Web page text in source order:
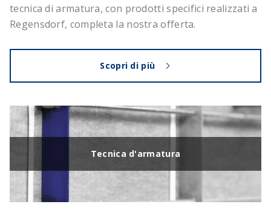
tecnica di armatura, con prodotti specifici realizzati a
Regensdorf, completa la nostra offerta.
Scopri di più
Tecnica d'armatura